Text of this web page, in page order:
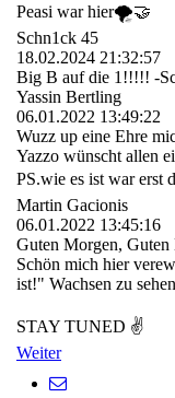
Peasi war hier🌪️🤝
Schn1ck 45
18.02.2024 21:32:57
Big B auf die 1!!!!! -
Yassin Bertling
06.01.2022 13:49:22
Wuzz up eine Ehre
Yazzo wünscht allen
PS.wie es ist war
Martin Gacionis
06.01.2022 13:45:16
Guten Morgen,
Schön mich hier
ist!" Wachsen zu
STAY TUNED ✌
Weiter